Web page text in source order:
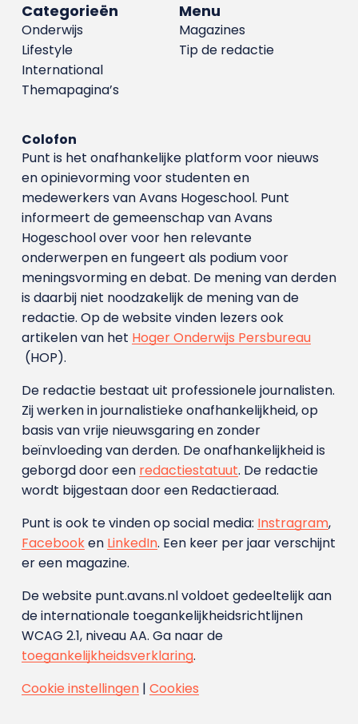
Menu
Magazines
Tip de redactie
Categorieën
Onderwijs
Lifestyle
International
Themapagina’s
Colofon
Punt is het onafhankelijke platform voor nieuws
en opinievorming voor studenten en
medewerkers van Avans Hoge­school. Punt
informeert de gemeenschap van Avans
Hogeschool over voor hen relevante
onderwerpen en fungeert als podium voor
meningsvorming en debat. De mening van derden
is daarbij niet noodzakelijk de mening van de
redactie. Op de website vinden lezers ook
artikelen van het Hoger Onderwijs Persbureau
(HOP).
De redactie bestaat uit professionele journalisten.
Zij werken in journalistieke onafhankelijkheid, op
basis van vrije nieuwsgaring en zonder
beïnvloeding van derden. De onafhankelijkheid is
geborgd door een redactiestatuut. De redactie
wordt bijgestaan door een Redactieraad.
Punt is ook te vinden op social media: Instragram,
Facebooken LinkedIn. Een keer per jaar verschijnt
er een magazine.
De website punt.avans.nl voldoet gedeeltelijk aan
de internationale toegankelijkheidsrichtlijnen
WCAG 2.1, niveau AA. Ga naar de
toegankelijkheidsverklaring.
Cookie instellingen| Cookies